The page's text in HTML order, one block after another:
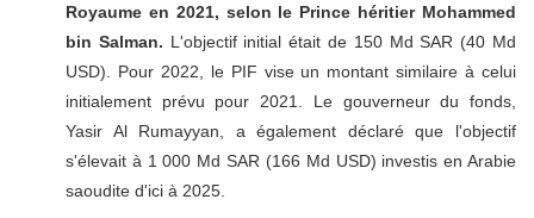
Royaume en 2021, selon le Prince héritier Mohammed
bin Salman. L'objectif initial était de 150 Md SAR (40 Md
USD). Pour 2022, le PIF vise un montant similaire à celui
initialement prévu pour 2021. Le gouverneur du fonds,
Yasir Al Rumayyan, a également déclaré que l'objectif
s'élevait à 1 000 Md SAR (166 Md USD) investis en Arabie
saoudite d'ici à 2025.